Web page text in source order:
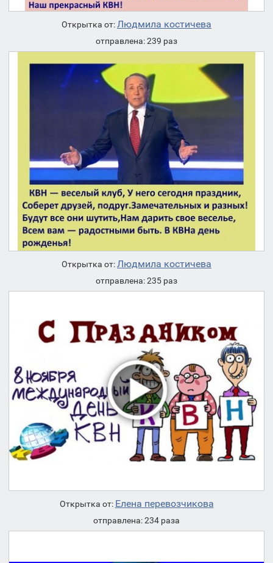
Открытка от:Людмила костичева
отправлена: 239 раз
Открытка от:Людмила костичева
отправлена: 235 раз
Открытка от: Елена перевозчикова
отправлена: 234 раза